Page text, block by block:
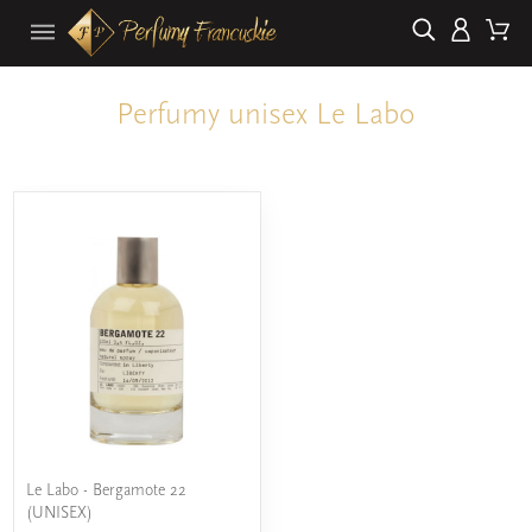
Perfumy unisex Le Labo
Le Labo - Bergamote 22
(UNISEX)